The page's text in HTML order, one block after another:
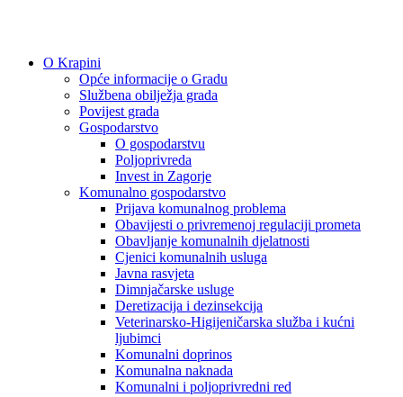
O Krapini
Opće informacije o Gradu
Službena obilježja grada
Povijest grada
Gospodarstvo
O gospodarstvu
Poljoprivreda
Invest in Zagorje
Komunalno gospodarstvo
Prijava komunalnog problema
Obavijesti o privremenoj regulaciji prometa
Obavljanje komunalnih djelatnosti
Cjenici komunalnih usluga
Javna rasvjeta
Dimnjačarske usluge
Deretizacija i dezinsekcija
Veterinarsko-Higijeničarska služba i kućni
ljubimci
Komunalni doprinos
Komunalna naknada
Komunalni i poljoprivredni red